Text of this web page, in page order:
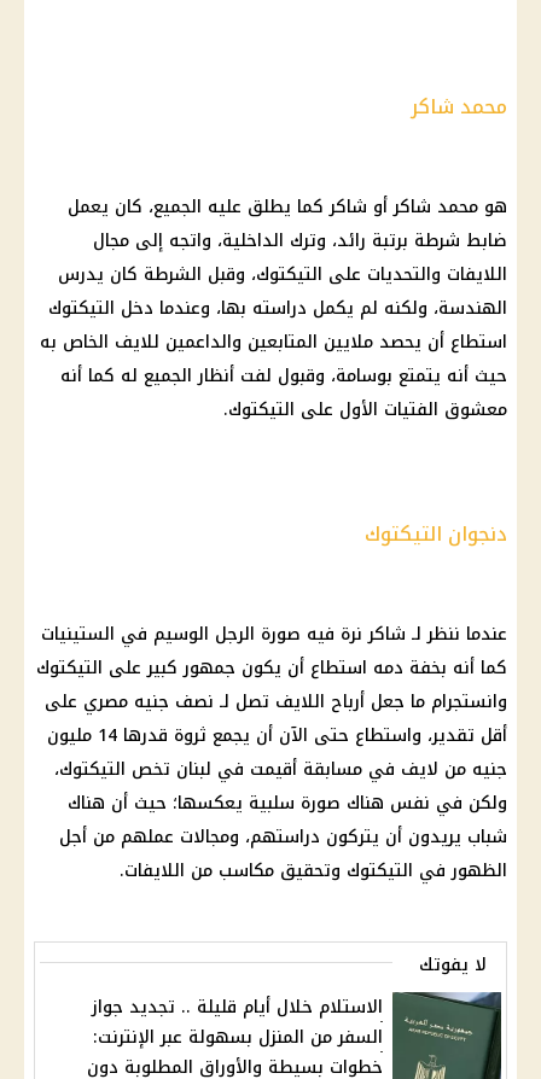
محمد شاكر
هو محمد شاكر أو شاكر كما يطلق عليه الجميع، كان يعمل
ضابط شرطة برتبة رائد، وترك الداخلية، واتجه إلى مجال
اللايفات والتحديات على التيكتوك، وقبل الشرطة كان يدرس
الهندسة، ولكنه لم يكمل دراسته بها، وعندما دخل التيكتوك
استطاع أن يحصد ملايين المتابعين والداعمين للايف الخاص به
حيث أنه يتمتع بوسامة، وقبول لفت أنظار الجميع له كما أنه
معشوق الفتيات الأول على التيكتوك.
دنجوان التيكتوك
عندما ننظر لـ شاكر نرة فيه صورة الرجل الوسيم في الستينيات
كما أنه بخفة دمه استطاع أن يكون جمهور كبير على التيكتوك
وانستجرام ما جعل أرباح اللايف تصل لـ نصف جنيه مصري على
أقل تقدير، واستطاع حتى الآن أن يجمع ثروة قدرها 14 مليون
جنيه من لايف في مسابقة أقيمت في لبنان تخص التيكتوك،
ولكن في نفس هناك صورة سلبية يعكسها؛ حيث أن هناك
شباب يريدون أن يتركون دراستهم، ومجالات عملهم من أجل
الظهور في التيكتوك وتحقيق مكاسب من اللايفات.
لا يفوتك
الاستلام خلال أيام قليلة .. تجديد جواز
السفر من المنزل بسهولة عبر الإنترنت:
خطوات بسيطة والأوراق المطلوبة دون